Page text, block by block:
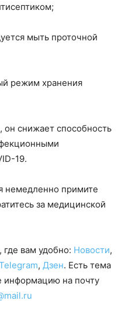
мыть проточной
режим хранения
он снижает способность
19.
немедленно примите
за медицинской
вам удобно: Новости,
, Дзен. Есть тема
информацию на почту